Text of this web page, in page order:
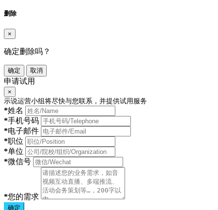
删除
×
确定删除吗？
确定 取消
申请试用
×
示说运营小组将尽快与您联系，并提供试用服务
*姓名
*手机号码
*电子邮件
*职位
*单位
*微信号
*您的需求
确定